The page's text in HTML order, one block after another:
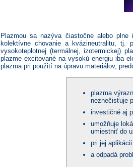
Plazmou sa nazýva čiastočne alebo
kolektívne chovanie a kvázineutralitu, tj.
vysokoteplotnej (termálnej, izotermickej)
plazme excitované na vysokú energiu iba
plazma pri použití na úpravu materiálov,
plazma
neznečisťuje
investičné aj
umožňuje
umiestniť do
pri jej
a odpadá